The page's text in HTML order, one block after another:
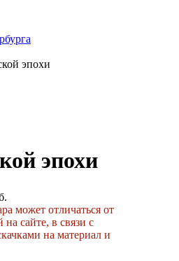
эпохи
эпохи
может отличаться от
на сайте, в связи с
на материал и